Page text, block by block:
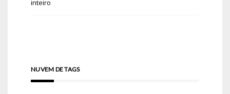
inteiro
NUVEM DE TAGS